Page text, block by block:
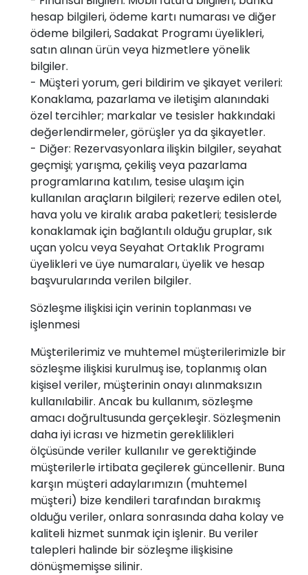
hesap bilgileri, ödeme kartı numarası ve diğer
ödeme bilgileri, Sadakat Programı üyelikleri,
satın alınan ürün veya hizmetlere yönelik
bilgiler.
- Müşteri yorum, geri bildirim ve şikayet verileri:
Konaklama, pazarlama ve iletişim alanındaki
özel tercihler; markalar ve tesisler hakkındaki
değerlendirmeler, görüşler ya da şikayetler.
- Diğer: Rezervasyonlara ilişkin bilgiler, seyahat
geçmişi; yarışma, çekiliş veya pazarlama
programlarına katılım, tesise ulaşım için
kullanılan araçların bilgileri; rezerve edilen otel,
hava yolu ve kiralık araba paketleri; tesislerde
konaklamak için bağlantılı olduğu gruplar, sık
uçan yolcu veya Seyahat Ortaklık Programı
üyelikleri ve üye numaraları, üyelik ve hesap
başvurularında verilen bilgiler.
Sözleşme ilişkisi için verinin toplanması ve
işlenmesi
Müşterilerimiz ve muhtemel müşterilerimizle bir
sözleşme ilişkisi kurulmuş ise, toplanmış olan
kişisel veriler, müşterinin onayı alınmaksızın
kullanılabilir. Ancak bu kullanım, sözleşme
amacı doğrultusunda gerçekleşir. Sözleşmenin
daha iyi icrası ve hizmetin gereklilikleri
ölçüsünde veriler kullanılır ve gerektiğinde
müşterilerle irtibata geçilerek güncellenir. Buna
karşın müşteri adaylarımızın (muhtemel
müşteri) bize kendileri tarafından bırakmış
olduğu veriler, onlara sonrasında daha kolay ve
kaliteli hizmet sunmak için işlenir. Bu veriler
talepleri halinde bir sözleşme ilişkisine
dönüşmemişse silinir.